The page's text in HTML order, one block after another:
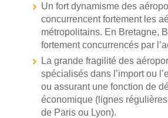
Un fort dynamisme des
concurrencent fortement les
métropolitains. En Bretagne,
fortement concurrencés par
La grande fragilité des
spécialisés dans l’import ou
ou assurant une fonction de
économique (lignes
de Paris ou Lyon).